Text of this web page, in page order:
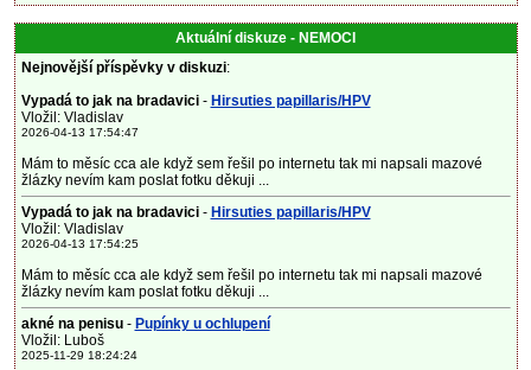
Aktuální diskuze - NEMOCI
Nejnovější příspěvky v diskuzi:
Vypadá to jak na bradavici - Hirsuties papillaris/HPV
Vložil: Vladislav
2026-04-13 17:54:47
Mám to měsíc cca ale když sem řešil po internetu tak mi napsali mazové
žlázky nevím kam poslat fotku děkuji ...
Vypadá to jak na bradavici - Hirsuties papillaris/HPV
Vložil: Vladislav
2026-04-13 17:54:25
Mám to měsíc cca ale když sem řešil po internetu tak mi napsali mazové
žlázky nevím kam poslat fotku děkuji ...
akné na penisu- Pupínky u ochlupení
Vložil: Luboš
2025-11-29 18:24:24